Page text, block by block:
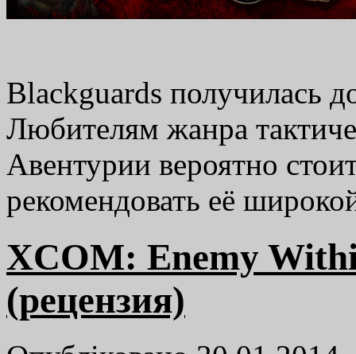
Blackguards получилась
Любителям жанра
Авентурии вероятно
рекомендовать её
XCOM: Enemy
(рецензия)